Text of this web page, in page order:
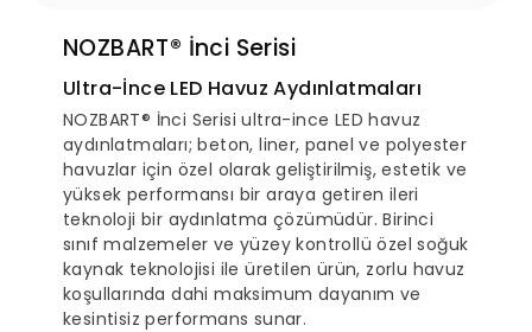
NOZBART® İnci Serisi
Ultra-İnce LED Havuz Aydınlatmaları
NOZBART® İnci Serisi ultra-ince LED havuz
aydınlatmaları; beton, liner, panel ve polyester
havuzlar için özel olarak geliştirilmiş, estetik ve
yüksek performansı bir araya getiren ileri
teknoloji bir aydınlatma çözümüdür. Birinci
sınıf malzemeler ve yüzey kontrollü özel soğuk
kaynak teknolojisi ile üretilen ürün, zorlu havuz
koşullarında dahi maksimum dayanım ve
kesintisiz performans sunar.